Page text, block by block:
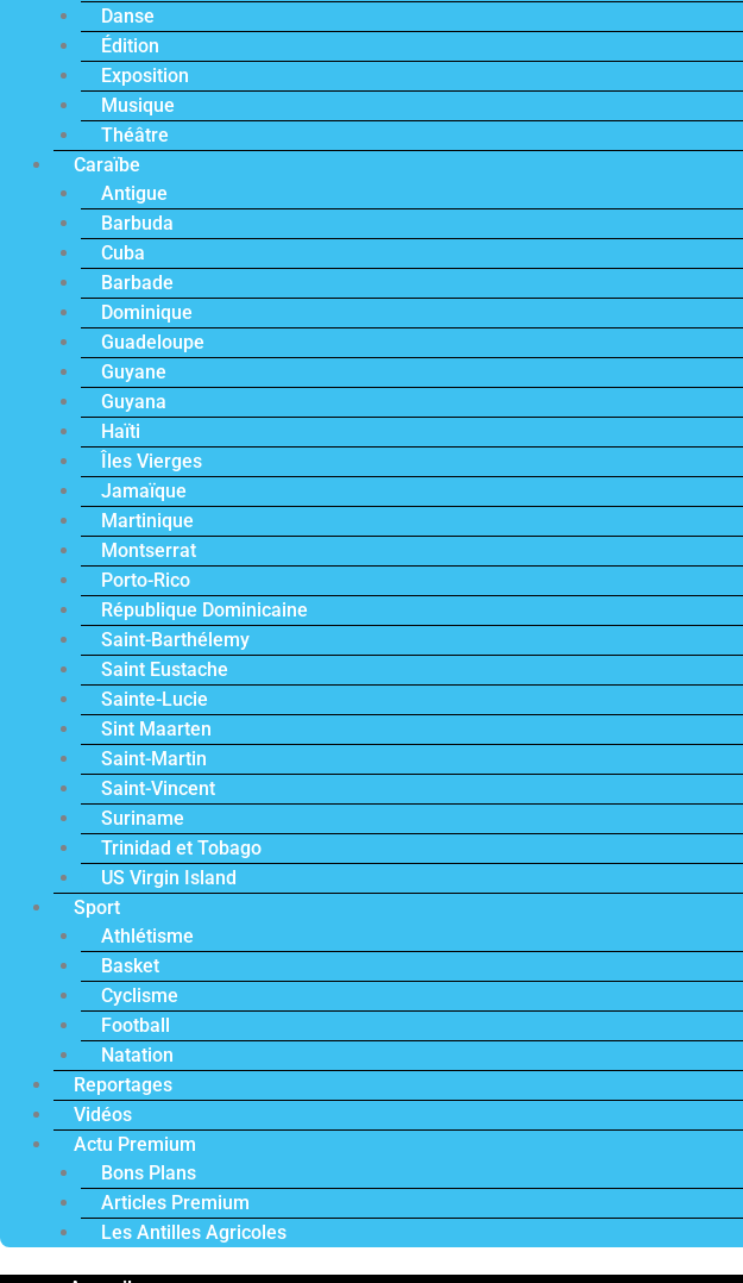
Danse
Édition
Exposition
Musique
Théâtre
Caraïbe
Antigue
Barbuda
Cuba
Barbade
Dominique
Guadeloupe
Guyane
Guyana
Haïti
Îles Vierges
Jamaïque
Martinique
Montserrat
Porto-Rico
République Dominicaine
Saint-Barthélemy
Saint Eustache
Sainte-Lucie
Sint Maarten
Saint-Martin
Saint-Vincent
Suriname
Trinidad et Tobago
US Virgin Island
Sport
Athlétisme
Basket
Cyclisme
Football
Natation
Reportages
Vidéos
Actu Premium
Bons Plans
Articles Premium
Les Antilles Agricoles